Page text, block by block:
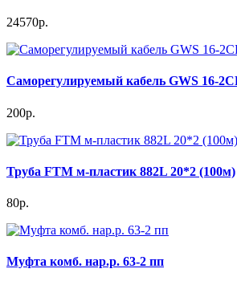
24570р.
Саморегулируемый кабель GWS 16-
200р.
Труба FTM м-пластик 882L 20*2 (100м)
80р.
Муфта комб. нар.р. 63-2 пп